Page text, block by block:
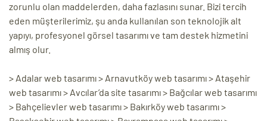
zorunlu olan maddelerden, daha fazlasını sunar. Bizi tercih
eden müşterilerimiz, şu anda kullanılan son teknolojik alt
yapıyı, profesyonel görsel tasarımı ve tam destek hizmetini
almış olur.
> Adalar web tasarımı > Arnavutköy web tasarımı > Ataşehir
web tasarımı > Avcılar’da site tasarımı > Bağcılar web tasarımı
> Bahçelievler web tasarımı > Bakırköy web tasarımı >